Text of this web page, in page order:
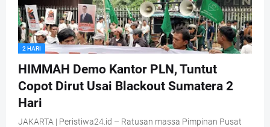
2 HARI
HIMMAH Demo Kantor PLN, Tuntut
Copot Dirut Usai Blackout Sumatera 2
Hari
JAKARTA | Peristiwa24.id – Ratusan massa Pimpinan Pusat